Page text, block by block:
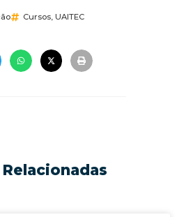
Cursos, UAITEC